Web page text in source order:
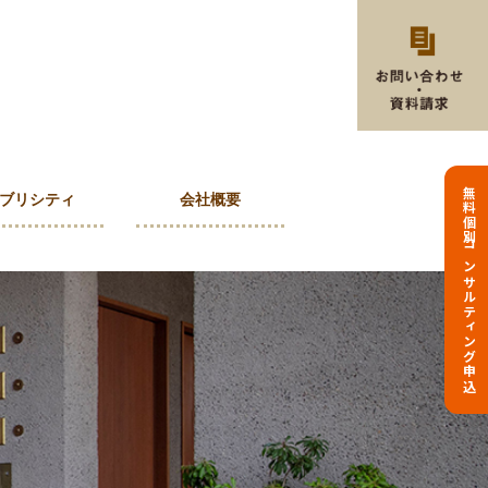
無料個別コンサルティング申込
リシティ 会社概要